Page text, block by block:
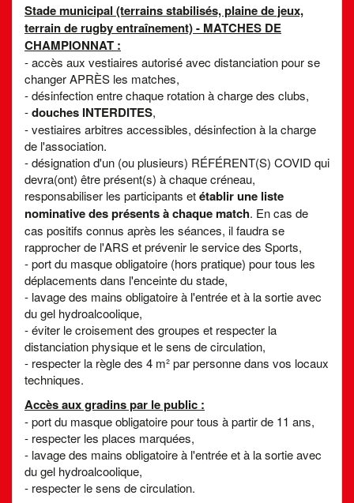
Stade municipal (terrains stabilisés, plaine de jeux,
terrain de rugby entraînement) - MATCHES DE
CHAMPIONNAT :
- accès aux vestiaires autorisé avec distanciation pour se
changer APRÈS les matches,
- désinfection entre chaque rotation à charge des clubs,
-douches INTERDITES,
- vestiaires arbitres accessibles, désinfection à la charge
de l'association.
- désignation d'un (ou plusieurs) RÉFÉRENT(S) COVID qui
devra(ont) être présent(s) à chaque créneau,
responsabiliser les participants etétablir une liste
nominative des présents à chaque match. En cas de
cas positifs connus après les séances, il faudra se
rapprocher de l'ARS et prévenir le service des Sports,
- port du masque obligatoire (hors pratique) pour tous les
déplacements dans l'enceinte du stade,
- lavage des mains obligatoire à l'entrée et à la sortie avec
du gel hydroalcoolique,
- éviter le croisement des groupes et respecter la
distanciation physique et le sens de circulation,
- respecter la règle des 4 m² par personne dans vos locaux
techniques.
Accès aux gradins par le public :
- port du masque obligatoire pour tous à partir de 11 ans,
- respecter les places marquées,
- lavage des mains obligatoire à l'entrée et à la sortie avec
du gel hydroalcoolique,
- respecter le sens de circulation.